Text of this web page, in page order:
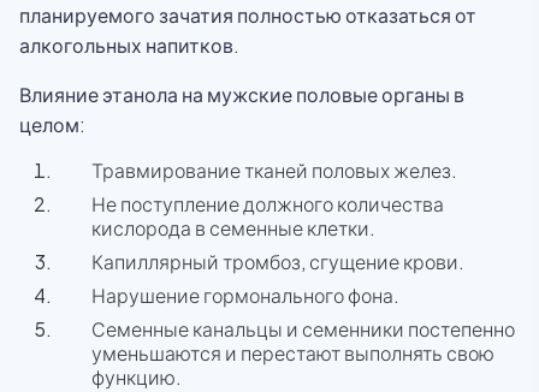
планируемого зачатия полностью отказаться от
алкогольных напитков.
Влияние этанола на мужские половые органы в
целом:
Травмирование тканей половых желез.
Не поступление должного количества
кислорода в семенные клетки.
Капиллярный тромбоз, сгущение крови.
Нарушение гормонального фона.
Семенные канальцы и семенники постепенно
уменьшаются и перестают выполнять свою
функцию.